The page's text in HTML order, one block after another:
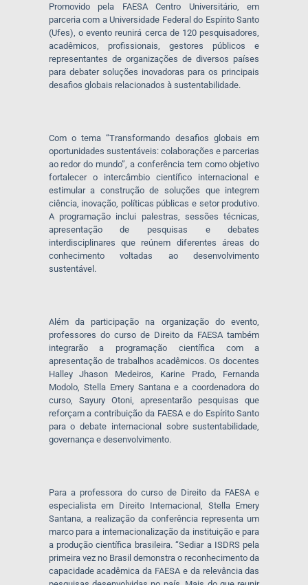
Promovido pela FAESA Centro Universitário, em
parceria com a Universidade Federal do Espírito Santo
(Ufes), o evento reunirá cerca de 120 pesquisadores,
acadêmicos, profissionais, gestores públicos e
representantes de organizações de diversos países
para debater soluções inovadoras para os principais
desafios globais relacionados à sustentabilidade.
Com o tema “Transformando desafios globais em
oportunidades sustentáveis: colaborações e parcerias
ao redor do mundo”, a conferência tem como objetivo
fortalecer o intercâmbio científico internacional e
estimular a construção de soluções que integrem
ciência, inovação, políticas públicas e setor produtivo.
A programação inclui palestras, sessões técnicas,
apresentação de pesquisas e debates
interdisciplinares que reúnem diferentes áreas do
conhecimento voltadas ao desenvolvimento
sustentável.
Além da participação na organização do evento,
professores do curso de Direito da FAESA também
integrarão a programação científica com a
apresentação de trabalhos acadêmicos. Os docentes
Halley Jhason Medeiros, Karine Prado, Fernanda
Modolo, Stella Emery Santana e a coordenadora do
curso, Sayury Otoni, apresentarão pesquisas que
reforçam a contribuição da FAESA e do Espírito Santo
para o debate internacional sobre sustentabilidade,
governança e desenvolvimento.
Para a professora do curso de Direito da FAESA e
especialista em Direito Internacional, Stella Emery
Santana, a realização da conferência representa um
marco para a internacionalização da instituição e para
a produção científica brasileira. “Sediar a ISDRS pela
primeira vez no Brasil demonstra o reconhecimento da
capacidade acadêmica da FAESA e da relevância das